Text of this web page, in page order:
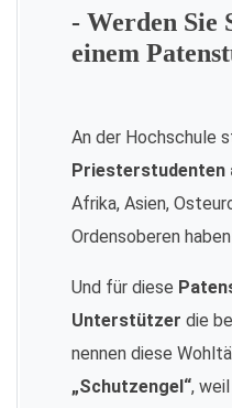
- Werden Sie
einem
An der Hochschule
Priesterstudenten
Afrika, Asien,
Ordensoberen
Und für diese
Unterstützer die
nennen diese
„Schutzengel“,